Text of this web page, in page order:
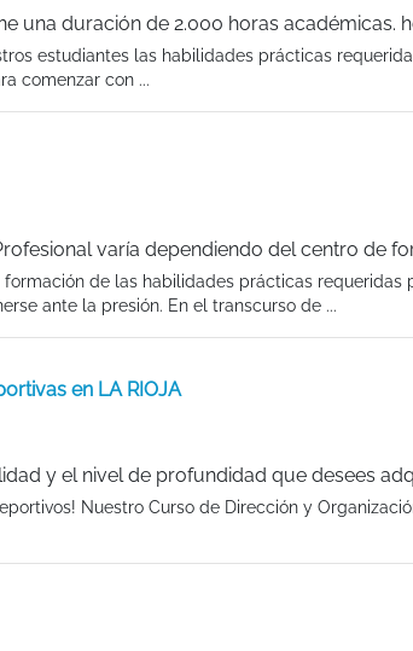
una duración de 2.000 horas académicas.
estudiantes las habilidades prácticas
comenzar con ...
varía dependiendo del centro de
de las habilidades prácticas requeridas
ante la presión. En el transcurso de ...
en LA RIOJA
y el nivel de profundidad que desees
Nuestro Curso de Dirección y